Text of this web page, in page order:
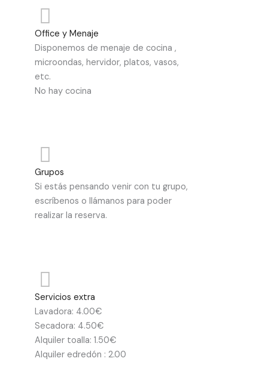
Office y Menaje
Disponemos de menaje de cocina ,
microondas, hervidor, platos, vasos,
etc.
No hay cocina
Grupos
Si estás pensando venir con tu grupo,
escríbenos o llámanos para poder
realizar la reserva.
Servicios extra
Lavadora: 4.00€
Secadora: 4.50€
Alquiler toalla: 1.50€
Alquiler edredón : 2.00